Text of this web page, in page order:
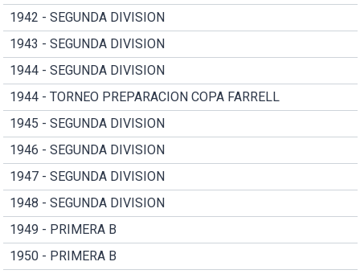
1942 - SEGUNDA DIVISION
1943 - SEGUNDA DIVISION
1944 - SEGUNDA DIVISION
1944 - TORNEO PREPARACION COPA FARRELL
1945 - SEGUNDA DIVISION
1946 - SEGUNDA DIVISION
1947 - SEGUNDA DIVISION
1948 - SEGUNDA DIVISION
1949 - PRIMERA B
1950 - PRIMERA B